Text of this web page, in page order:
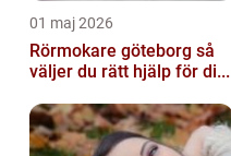
01 maj 2026
Rörmokare göteborg så
väljer du rätt hjälp för di...